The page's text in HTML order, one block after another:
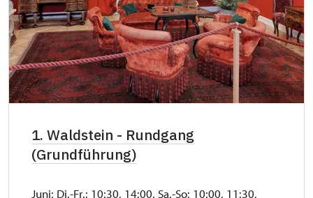
1. Waldstein - Rundgang
(Grundführung)
Juni: Di.-Fr.: 10:30, 14:00. Sa.-So: 10:00, 11:30,